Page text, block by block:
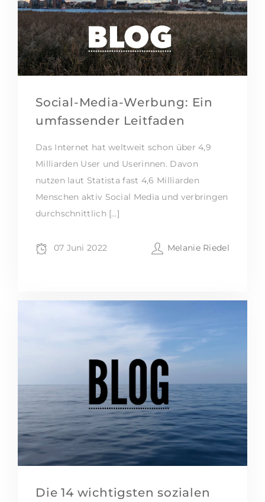
Social-Media-Werbung: Ein
umfassender Leitfaden
Das Internet hat weltweit schon über 4,9
Milliarden User und Userinnen. Davon
nutzen laut Statista fast 4,6 Milliarden
Menschen aktiv Social Media und verbringen
durchschnittlich […]
07 Juni 2022 Melanie Riedel
Die 14 wichtigsten sozialen